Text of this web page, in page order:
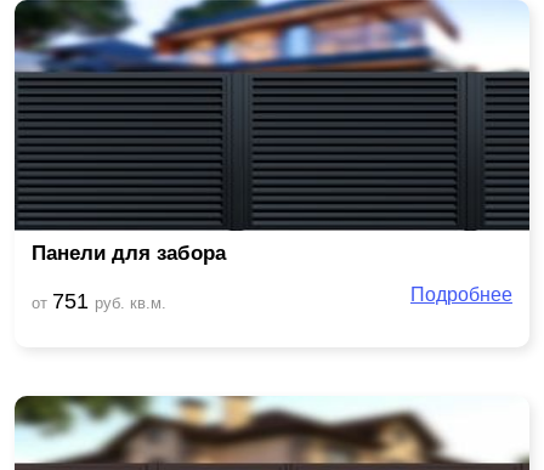
Панели для забора
от 751 руб. кв.м. Подробнее